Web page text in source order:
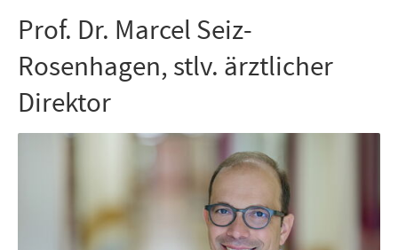
Prof. Dr. Marcel Seiz-
Rosenhagen, stlv. ärztlicher
Direktor